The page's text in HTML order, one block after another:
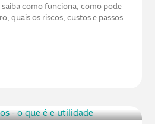
como funciona, como pode
quais os riscos, custos e passos